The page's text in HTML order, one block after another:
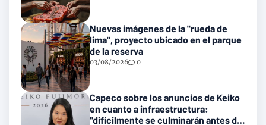
Nuevas imágenes de la "rueda de
lima", proyecto ubicado en el parque
de la reserva
03/08/2026 0
Capeco sobre los anuncios de Keiko
en cuanto a infraestructura:
"difícilmente se culminarán antes del